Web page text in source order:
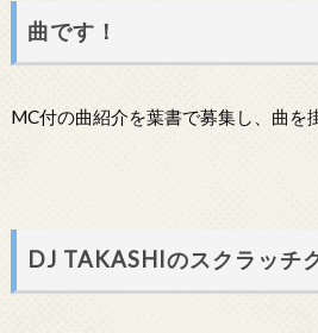
曲です！
MC付の曲紹介を葉書で募集し、曲を
DJ TAKASHIのスクラッチ